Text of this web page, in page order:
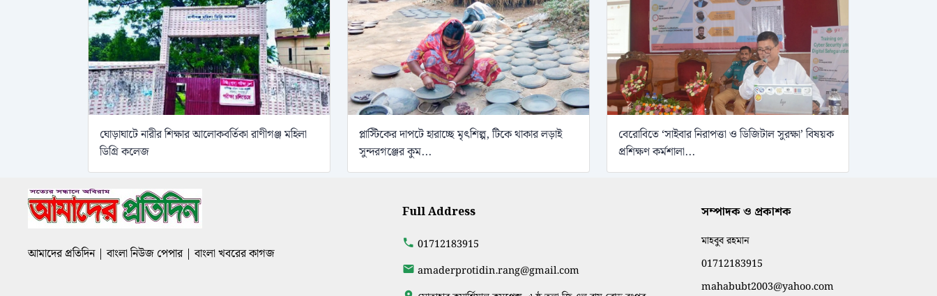
ঘোড়াঘাটে নারীর শিক্ষার আলোকবর্তিকা রাণীগঞ্জ মহিলা
ডিগ্রি কলেজ
প্লাস্টিকের দাপটে হারাচ্ছে মৃৎশিল্প, টিকে থাকার লড়াই
সুন্দরগঞ্জের কুম...
বেরোবিতে ‘সাইবার নিরাপত্তা ও ডিজিটাল সুরক্ষা’ বিষয়ক
প্রশিক্ষণ কর্মশালা...
আমাদের প্রতিদিন | বাংলা নিউজ পেপার | বাংলা খবরের কাগজ
Full Address
01712183915
amaderprotidin.rang@gmail.com
সম্পাদক ও প্রকাশক
মাহবুব রহমান
01712183915
mahabubt2003@yahoo.com